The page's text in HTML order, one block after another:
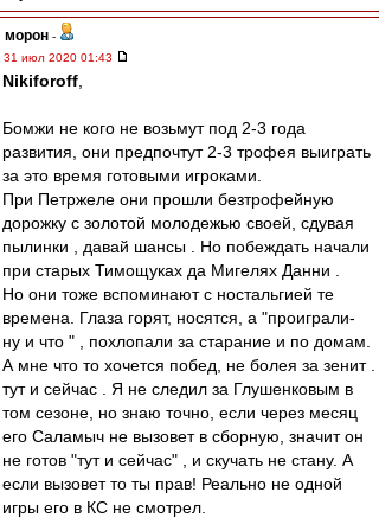
морон -
31 июл 2020 01:43
Nikiforoff
Бомжи не кого не возьмут под 2-3 года
развития, они предпочтут 2-3 трофея выиграть
за это время готовыми игроками.
При Петржеле они прошли безтрофейную
дорожку с золотой молодежью своей, сдувая
пылинки , давай шансы . Но побеждать начали
при старых Тимощуках да Мигелях Данни .
Но они тоже вспоминают с ностальгией те
времена. Глаза горят, носятся, а "проиграли-
ну и что " , похлопали за старание и по домам.
А мне что то хочется побед, не болея за зенит .
тут и сейчас . Я не следил за Глушенковым в
том сезоне, но знаю точно, если через месяц
его Саламыч не вызовет в сборную, значит он
не готов "тут и сейчас" , и скучать не стану. А
если вызовет то ты прав! Реально не одной
игры его в КС не смотрел.